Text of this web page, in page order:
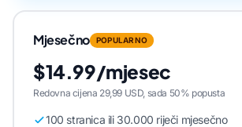
Mjesečno POPULARNO
$14.99/mjesec
Redovna cijena 29,99 USD, sada 50% popusta
100 stranica ili 30.000 riječi mjesečno